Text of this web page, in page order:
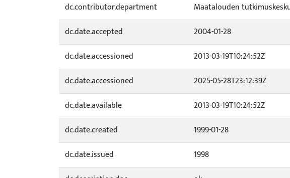
dc.contributor.department
Maatalouden
dc.date.accepted
2004-01-28
dc.date.accessioned
2013-03-19T10:24:52Z
dc.date.accessioned
2025-05-28T23:12:39Z
dc.date.available
2013-03-19T10:24:52Z
dc.date.created
1999-01-28
dc.date.issued
1998